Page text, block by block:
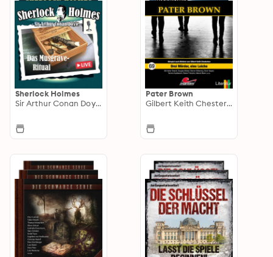
Sherlock Holmes
Sir Arthur Conan Doyle
Pater Brown
Gilbert Keith Chesterton